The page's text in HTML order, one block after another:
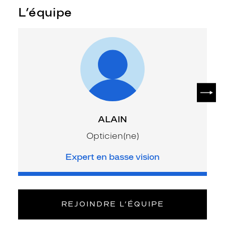
L’équipe
ALAIN
Opticien(ne)
Expert en basse vision
REJOINDRE L’ÉQUIPE